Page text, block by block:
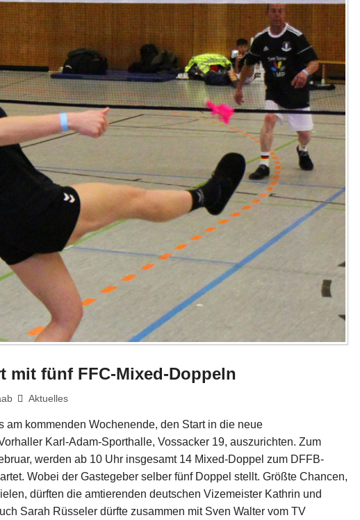
mit fünf FFC-Mixed-Doppeln
Aktuelles
am kommenden Wochenende, den Start in die neue
Karl-Adam-Sporthalle, Vossacker 19, auszurichten. Zum
werden ab 10 Uhr insgesamt 14 Mixed-Doppel zum DFFB-
Wobei der Gastegeber selber fünf Doppel stellt. Größte Chancen,
dürften die amtierenden deutschen Vizemeister Kathrin und
Sarah Rüsseler dürfte zusammen mit Sven Walter vom TV